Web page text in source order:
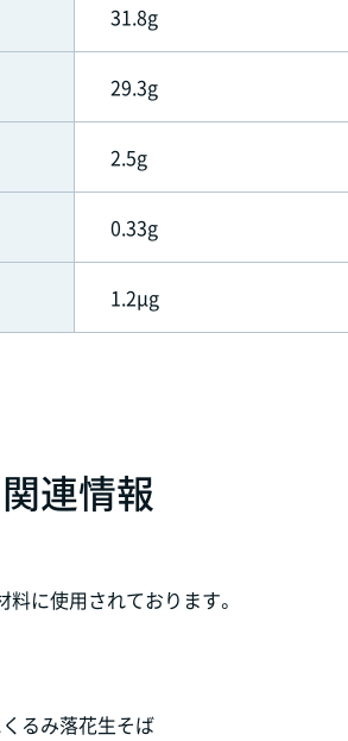
31.8g
29.3g
2.5g
0.33g
1.2μg
連情報
に使用されております。
くるみ落花生そば